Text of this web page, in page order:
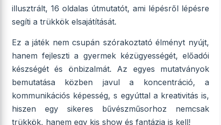
illusztrált, 16 oldalas útmutatót, ami lépésről lépésre
segíti a trükkök elsajátítását.
Ez a játék nem csupán szórakoztató élményt nyújt,
hanem fejleszti a gyermek kézügyességét, előadói
készségét és önbizalmát. Az egyes mutatványok
bemutatása közben javul a koncentráció, a
kommunikációs képesség, s egyúttal a kreativitás is,
hiszen egy sikeres bűvészműsorhoz nemcsak
trükkök, hanem egy kis show és fantázia is kell!